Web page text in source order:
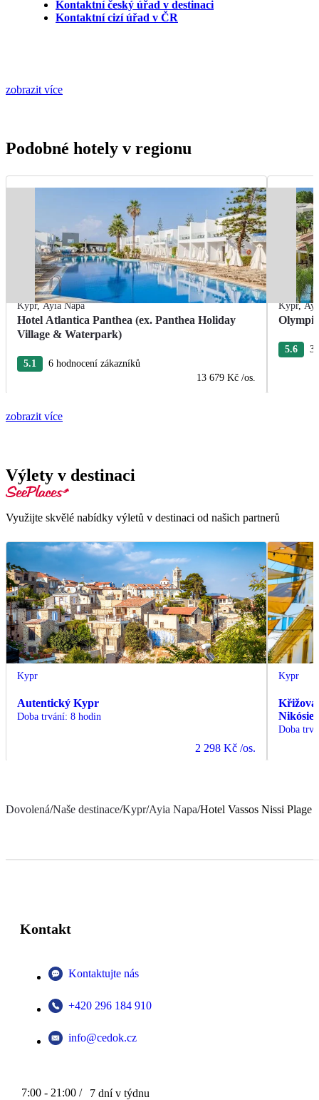
Kontaktní český úřad v destinaci
Kontaktní cizí úřad v ČR
zobrazit více
Podobné hotely v regionu
Kypr,Ayia Napa
Hotel Atlantica Panthea (ex. Panthea Holiday
Village & Waterpark)
5.1
6 hodnocení zákazníků
13 679 Kč /os.
Kypr,
5.6 3
zobrazit více
Výlety v destinaci
Využijte skvělé nabídky výletů v destinaci od našich partnerů
Kypr
Autentický Kypr
Doba trvání: 8 hodin
2 298 Kč /os.
Kypr
Nikósie
Doba
Dovolená/Naše destinace/Kypr/Ayia Napa/Hotel Vassos Nissi Plage
Kontakt
Kontaktujte nás
+420 296 184 910
info@cedok.cz
7:00 - 21:00 / 7 dní v týdnu